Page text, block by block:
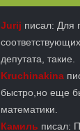
Jurij писал: Для
депутата, такие.
Kruchinakina
быстро,но еще
математики.
Камиль писал: